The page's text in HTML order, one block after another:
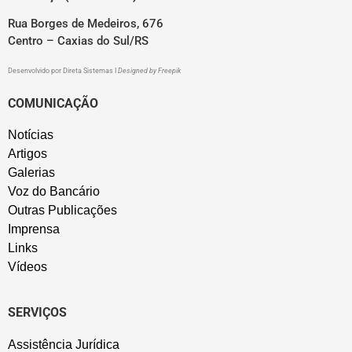
Rua Borges de Medeiros, 676
Centro – Caxias do Sul/RS
Desenvolvido por Direta Sistemas Designed by Freepik
COMUNICAÇÃO
Notícias
Artigos
Galerias
Voz do Bancário
Outras Publicações
Imprensa
Links
Vídeos
SERVIÇOS
Assistência Jurídica